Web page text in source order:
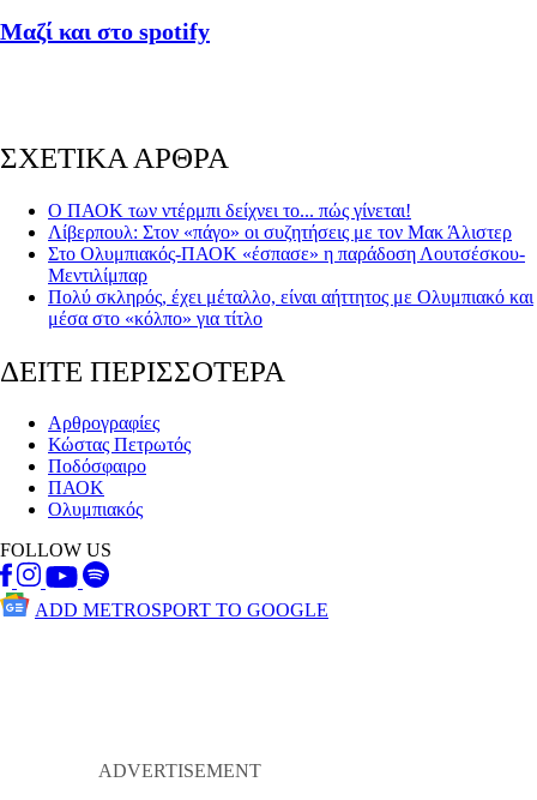
Μαζί και στο spotify
ΣΧΕΤΙΚΑ ΑΡΘΡΑ
Ο ΠΑΟΚ των ντέρμπι δείχνει το... πώς γίνεται!
Λίβερπουλ: Στον «πάγο» οι συζητήσεις με τον Μακ Άλιστερ
Στο Ολυμπιακός-ΠΑΟΚ «έσπασε» η παράδοση Λουτσέσκου-
Μεντιλίμπαρ
Πολύ σκληρός, έχει μέταλλο, είναι αήττητος με Ολυμπιακό και
μέσα στο «κόλπο» για τίτλο
ΔΕΙΤΕ ΠΕΡΙΣΣΟΤΕΡΑ
Αρθρογραφίες
Κώστας Πετρωτός
Ποδόσφαιρο
ΠΑΟΚ
Ολυμπιακός
FOLLOW US
ADD METROSPORT TO GOOGLE